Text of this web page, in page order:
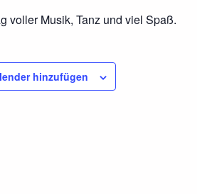
voller Musik, Tanz und viel Spaß.
hinzufügen